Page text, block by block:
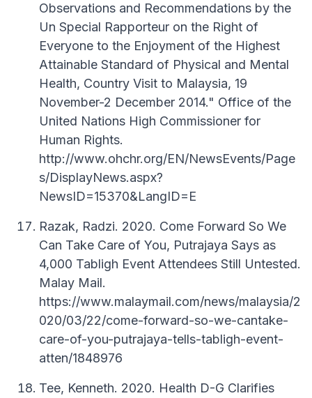
Observations and Recommendations by the
Un Special Rapporteur on the Right of
Everyone to the Enjoyment of the Highest
Attainable Standard of Physical and Mental
Health, Country Visit to Malaysia, 19
November-2 December 2014." Office of the
United Nations High Commissioner for
Human Rights.
http://www.ohchr.org/EN/NewsEvents/Page
s/DisplayNews.aspx?
NewsID=15370&LangID=E
Razak, Radzi. 2020. Come Forward So We
Can Take Care of You, Putrajaya Says as
4,000 Tabligh Event Attendees Still Untested.
Malay Mail.
https://www.malaymail.com/news/malaysia/2
020/03/22/come-forward-so-we-cantake-
care-of-you-putrajaya-tells-tabligh-event-
atten/1848976
Tee, Kenneth. 2020. Health D-G Clarifies